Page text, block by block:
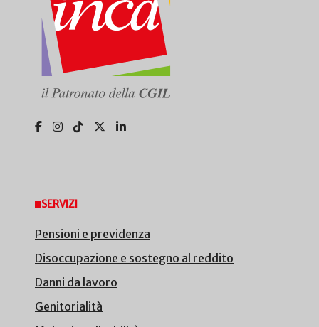
SERVIZI
Pensioni e previdenza
Disoccupazione e sostegno al reddito
Danni da lavoro
Genitorialità